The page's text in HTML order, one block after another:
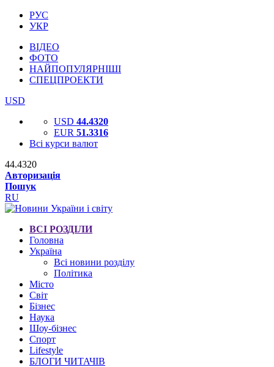
РУС
УКР
ВІДЕО
ФОТО
НАЙПОПУЛЯРНІШІ
СПЕЦПРОЕКТИ
USD
USD 44.4320
EUR 51.3316
Всі курси валют
44.4320
Авторизація
Пошук
RU
ВСІ РОЗДІЛИ
Головна
Україна
Всі новини розділу
Політика
Місто
Світ
Бізнес
Наука
Шоу-бізнес
Спорт
Lifestyle
БЛОГИ ЧИТАЧІВ